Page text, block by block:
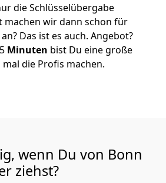
die Schlüsselübergabe
machen wir dann schon für
Das ist es auch. Angebot?
Minuten bist Du eine große
mal die Profis machen.
wenn Du von Bonn
ziehst?